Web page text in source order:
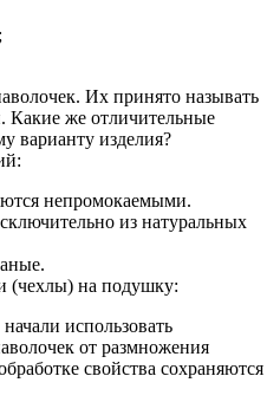
Их принято называть
же отличительные
варианту изделия?
непромокаемыми.
из натуральных
(чехлы) на подушку:
использовать
от размножения
свойства сохраняются